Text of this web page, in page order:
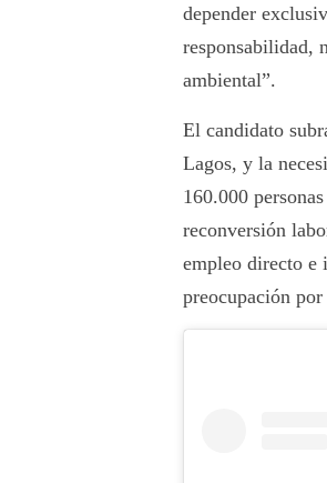
depender
responsabilidad,
ambiental”.
El candidato
Lagos, y la
160.000
reconversión
empleo directo e
preocupación